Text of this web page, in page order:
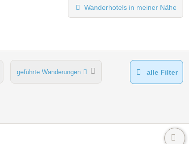
Wanderhotels in meiner Nähe
geführte Wanderungen alle Filter